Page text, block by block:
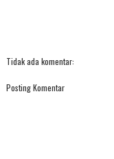
Tidak ada komentar:
Posting Komentar